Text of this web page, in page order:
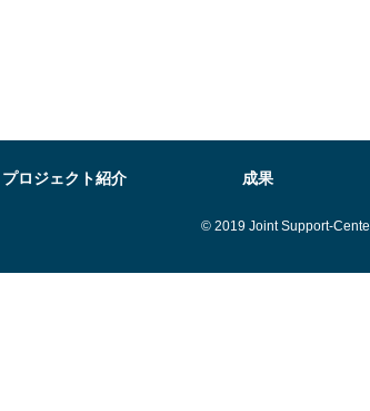
ロジェクト紹介 成果
© 2019 Joint Support-